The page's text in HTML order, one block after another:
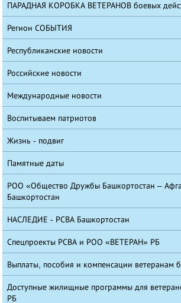
ПАРАДНАЯ КОРОБКА ВЕТЕРАНОВ боевых
Регион СОБЫТИЯ
Республиканские новости
Российские новости
Международные новости
Воспитываем патриотов
Жизнь - подвиг
Памятные даты
РОО «Общество Дружбы Башкортостан –
Башкортостан
НАСЛЕДИЕ - РСВА Башкортостан
Спецпроекты РСВА и РОО «ВЕТЕРАН» РБ
Выплаты, пособия и компенсации ветеранам
Доступные жилищные программы для
РБ